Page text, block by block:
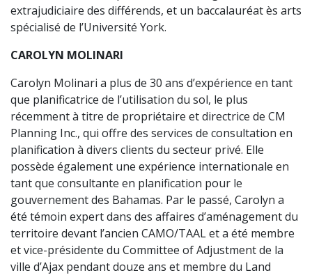
extrajudiciaire des différends, et un baccalauréat ès arts
spécialisé de l’Université York.
CAROLYN MOLINARI
Carolyn Molinari a plus de 30 ans d’expérience en tant
que planificatrice de l’utilisation du sol, le plus
récemment à titre de propriétaire et directrice de CM
Planning Inc., qui offre des services de consultation en
planification à divers clients du secteur privé. Elle
possède également une expérience internationale en
tant que consultante en planification pour le
gouvernement des Bahamas. Par le passé, Carolyn a
été témoin expert dans des affaires d’aménagement du
territoire devant l’ancien CAMO/TAAL et a été membre
et vice-présidente du Committee of Adjustment de la
ville d’Ajax pendant douze ans et membre du Land